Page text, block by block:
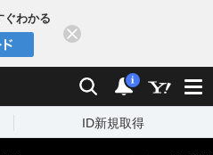
ぐわかる
検索 通知
i
ID新規取得